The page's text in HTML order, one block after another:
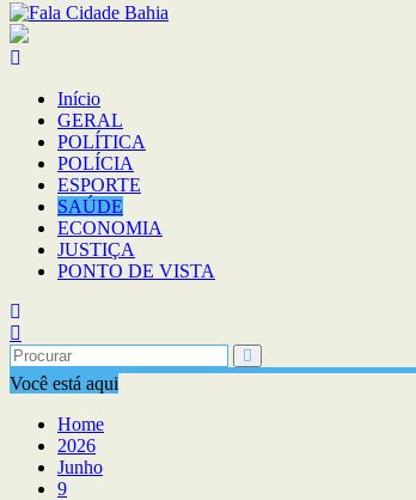
Início
GERAL
POLÍTICA
POLÍCIA
ESPORTE
SAÚDE
ECONOMIA
JUSTIÇA
PONTO DE VISTA
Você está aqui
Home
2026
Junho
9